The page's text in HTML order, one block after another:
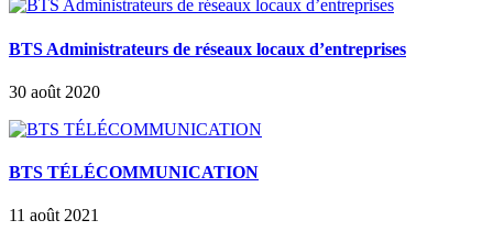
BTS Administrateurs de réseaux locaux d’entreprises
30 août 2020
BTS TÉLÉCOMMUNICATION
11 août 2021